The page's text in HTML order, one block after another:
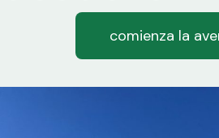
comienza la